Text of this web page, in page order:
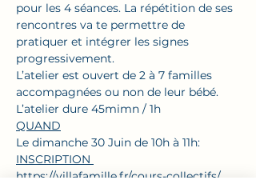
pour les 4 séances. La répétition de ses
rencontres va te permettre de
pratiquer et intégrer les signes
progressivement.
L’atelier est ouvert de 2 à 7 familles
accompagnées ou non de leur bébé.
L’atelier dure 45mimn / 1h
QUAND
Le dimanche 30 Juin de 10h à 11h:
INSCRIPTION
https://villafamille.fr/cours-collectifs/